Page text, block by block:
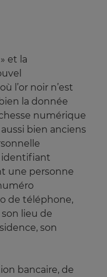
et la
l’or noir n’est
la donnée
numérique
bien anciens
identifiant
une personne
de téléphone,
lieu de
son
bancaire, de